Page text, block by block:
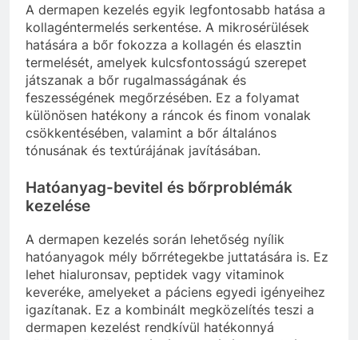
A dermapen kezelés egyik legfontosabb hatása a
kollagéntermelés serkentése. A mikrosérülések
hatására a bőr fokozza a kollagén és elasztin
termelését, amelyek kulcsfontosságú szerepet
játszanak a bőr rugalmasságának és
feszességének megőrzésében. Ez a folyamat
különösen hatékony a ráncok és finom vonalak
csökkentésében, valamint a bőr általános
tónusának és textúrájának javításában.
Hatóanyag-bevitel és bőrproblémák
kezelése
A dermapen kezelés során lehetőség nyílik
hatóanyagok mély bőrrétegekbe juttatására is. Ez
lehet hialuronsav, peptidek vagy vitaminok
keveréke, amelyeket a páciens egyedi igényeihez
igazítanak. Ez a kombinált megközelítés teszi a
dermapen kezelést rendkívül hatékonnyá